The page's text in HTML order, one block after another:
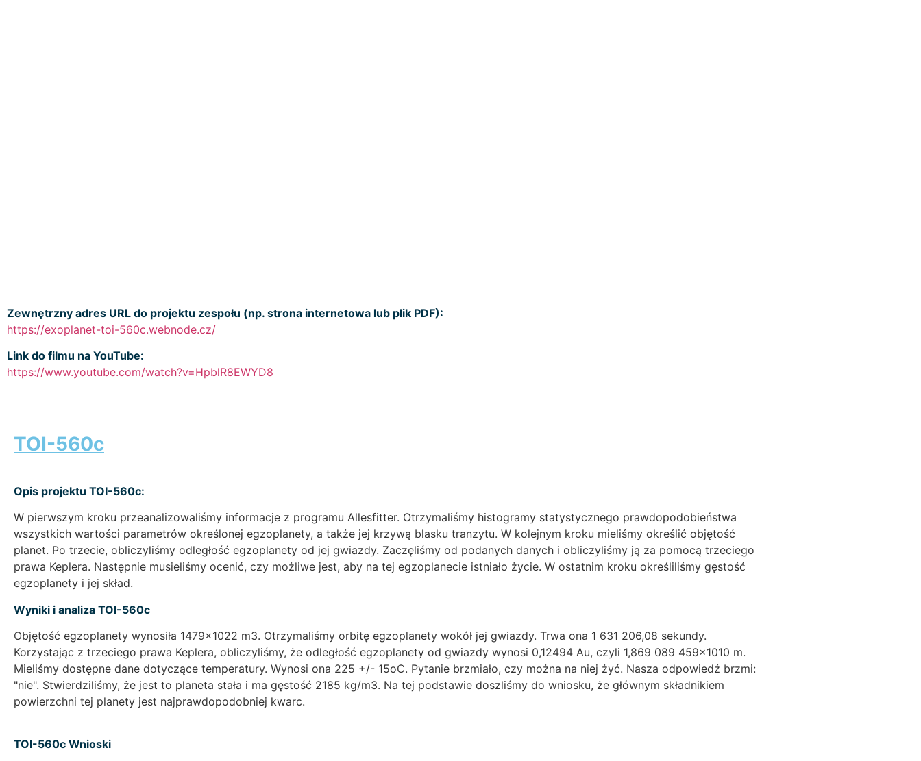
Zewnętrzny adres URL do projektu zespołu (np. strona internetowa lub plik PDF):
https://exoplanet-toi-560c.webnode.cz/
Link do filmu na YouTube:
https://www.youtube.com/watch?v=HpblR8EWYD8
TOI-560c
Opis projektu TOI-560c:
W pierwszym kroku przeanalizowaliśmy informacje z programu Allesfitter. Otrzymaliśmy histogramy statystycznego prawdopodobieństwa
wszystkich wartości parametrów określonej egzoplanety, a także jej krzywą blasku tranzytu. W kolejnym kroku mieliśmy określić objętość
planet. Po trzecie, obliczyliśmy odległość egzoplanety od jej gwiazdy. Zaczęliśmy od podanych danych i obliczyliśmy ją za pomocą trzeciego
prawa Keplera. Następnie musieliśmy ocenić, czy możliwe jest, aby na tej egzoplanecie istniało życie. W ostatnim kroku określiliśmy gęstość
egzoplanety i jej skład.
Wyniki i analiza TOI-560c
Objętość egzoplanety wynosiła 1479×1022 m3. Otrzymaliśmy orbitę egzoplanety wokół jej gwiazdy. Trwa ona 1 631 206,08 sekundy.
Korzystając z trzeciego prawa Keplera, obliczyliśmy, że odległość egzoplanety od gwiazdy wynosi 0,12494 Au, czyli 1,869 089 459×1010 m.
Mieliśmy dostępne dane dotyczące temperatury. Wynosi ona 225 +/- 15oC. Pytanie brzmiało, czy można na niej żyć. Nasza odpowiedź brzmi:
"nie". Stwierdziliśmy, że jest to planeta stała i ma gęstość 2185 kg/m3. Na tej podstawie doszliśmy do wniosku, że głównym składnikiem
powierzchni tej planety jest najprawdopodobniej kwarc.
TOI-560c Wnioski